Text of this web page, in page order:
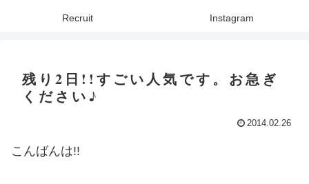
Recruit Instagram
残り2日!!すごい人気です。お急ぎ
ください♪
2014.02.26
こんばんは!!